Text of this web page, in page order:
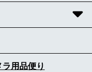
用品便り